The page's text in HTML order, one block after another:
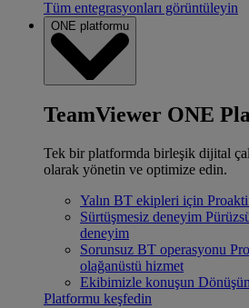
Tüm entegrasyonları görüntüleyin
ONE platformu
TeamViewer ONE
Tek bir platformda birleşik dijital
olarak yönetin ve optimize edin.
Yalın BT ekipleri için
Sürtüşmesiz deneyim
deneyim
Sorunsuz BT operasyonu
olağanüstü hizmet
Ekibimizle konuşun
Platformu keşfedin